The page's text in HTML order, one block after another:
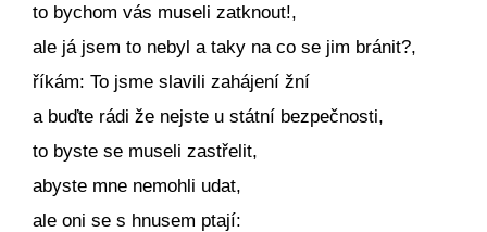
to bychom vás museli zatknout!,
ale já jsem to nebyl a taky na co se jim bránit?,
říkám: To jsme slavili zahájení žní
a buďte rádi že nejste u státní bezpečnosti,
to byste se museli zastřelit,
abyste mne nemohli udat,
ale oni se s hnusem ptají: